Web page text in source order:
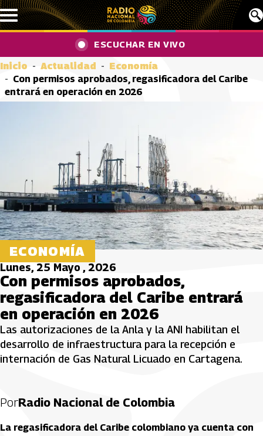
Pasar al contenido principal
ESCUCHAR EN VIVO
Inicio Actualidad
Economía
Con permisos aprobados, regasificadora del Caribe
entrará en operación en 2026
ECONOMÍA
Lunes, 25 Mayo , 2026
Con permisos aprobados,
regasificadora del Caribe entrará
en operación en 2026
Las autorizaciones de la Anla y la ANI habilitan el
desarrollo de infraestructura para la recepción e
internación de Gas Natural Licuado en Cartagena.
PorRadio Nacional de Colombia
La regasificadora del Caribe colombiano ya cuenta con